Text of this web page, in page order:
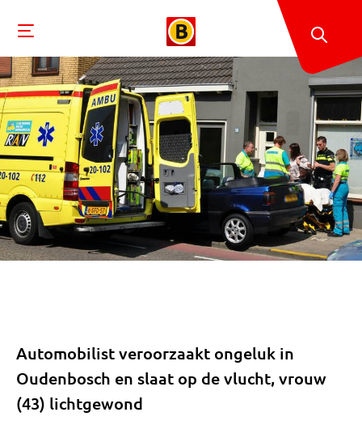
Automobilist veroorzaakt ongeluk in
Oudenbosch en slaat op de vlucht, vrouw
(43) lichtgewond